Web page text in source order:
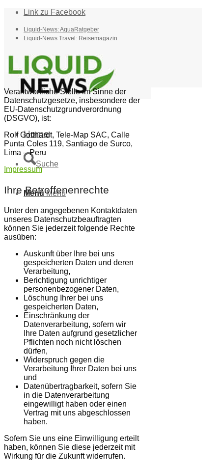
Link zu Facebook
Liquid-News: AquaRatgeber
Liquid-News Travel: Reisemagazin
Home
Suche
Menü Menü
Verantwortliche Stelle im Sinne der
Datenschutzgesetze, insbesondere der
EU-Datenschutzgrundverordnung
(DSGVO), ist:
Rolf Gotthardt, Tele-Map SAC, Calle
Punta Coles 119, Santiago de Surco,
Lima – Peru
Impressum
Ihre Betroffenenrechte
Unter den angegebenen Kontaktdaten
unseres Datenschutzbeauftragten
können Sie jederzeit folgende Rechte
ausüben:
Auskunft über Ihre bei uns
gespeicherten Daten und deren
Verarbeitung,
Berichtigung unrichtiger
personenbezogener Daten,
Löschung Ihrer bei uns
gespeicherten Daten,
Einschränkung der
Datenverarbeitung, sofern wir
Ihre Daten aufgrund gesetzlicher
Pflichten noch nicht löschen
dürfen,
Widerspruch gegen die
Verarbeitung Ihrer Daten bei uns
und
Datenübertragbarkeit, sofern Sie
in die Datenverarbeitung
eingewilligt haben oder einen
Vertrag mit uns abgeschlossen
haben.
Sofern Sie uns eine Einwilligung erteilt
haben, können Sie diese jederzeit mit
Wirkung für die Zukunft widerrufen.